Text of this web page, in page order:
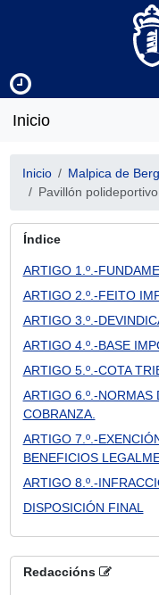
Inicio
Inicio Malpica de
Pavillón polideportivo
Índice
ARTIGO 1.º.-
ARTIGO 2.º.-FEITO
ARTIGO 3.º.-
ARTIGO 4.º.-BASE
ARTIGO 5.º.-COTA
ARTIGO 6.º.-NORMAS
COBRANZA.
ARTIGO 7.º.-
BENEFICIOS
ARTIGO 8.º.-
DISPOSICIÓN FINAL
Redaccións